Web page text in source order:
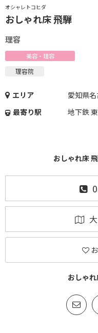
オシャレトコヒダ
おしゃれ床 飛騨
理容
美容・理容
理容院
エリア
愛知県
最寄り駅
地下鉄
おしゃれ床
おしゃ